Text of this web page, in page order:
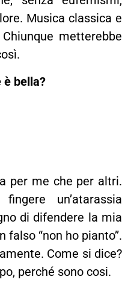
Musica classica e
metterebbe
è bella?
per me che per altri.
un’atarassia
di difendere la mia
falso “non ho pianto”.
Come si dice?
perché sono cosi.